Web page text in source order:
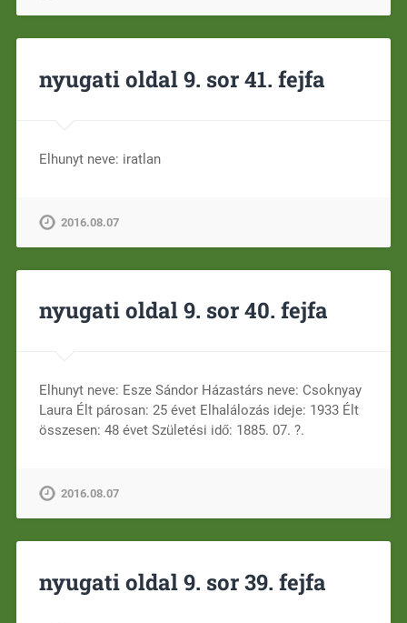
nyugati oldal 9. sor 41. fejfa
Elhunyt neve: iratlan
2016.08.07
nyugati oldal 9. sor 40. fejfa
Elhunyt neve: Esze Sándor Házastárs neve: Csoknyay
Laura Élt párosan: 25 évet Elhalálozás ideje: 1933 Élt
összesen: 48 évet Születési idő: 1885. 07. ?.
2016.08.07
nyugati oldal 9. sor 39. fejfa